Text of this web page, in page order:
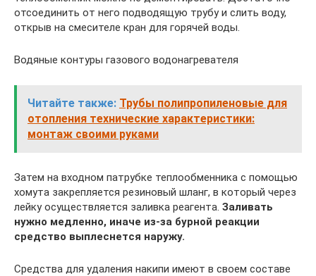
отсоединить от него подводящую трубу и слить воду,
открыв на смесителе кран для горячей воды.
Водяные контуры газового водонагревателя
Читайте также: Трубы полипропиленовые для
отопления технические характеристики:
монтаж своими руками
Затем на входном патрубке теплообменника с помощью
хомута закрепляется резиновый шланг, в который через
лейку осуществляется заливка реагента. Заливать
нужно медленно, иначе из-за бурной реакции
средство выплеснется наружу.
Средства для удаления накипи имеют в своем составе